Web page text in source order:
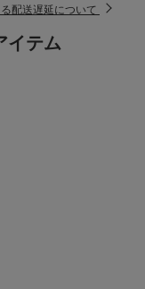
配送遅延について
イテム